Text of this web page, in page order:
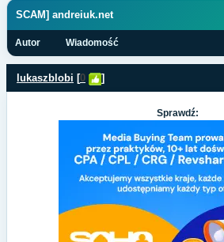
SCAM] andreiuk.net
Autor Wiadomość
lukaszblobi [0 ]
Sprawdź: